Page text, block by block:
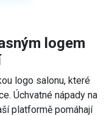
logem
logo salonu, které
Úchvatné nápady na
platformě pomáhají